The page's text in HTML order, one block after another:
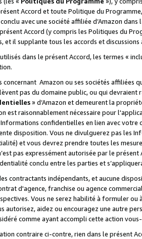
Accord et toute Politique du
avec une société affiliée d’Amazon
Accord (y compris les Politiques du
et il supplante tous les accords et discussions
dans le présent Accord, les termes «
Amazon ou ses sociétés affiliées
pas du domaine public, ou qui
» d’Amazon et demeurent la
est raisonnablement nécessaire pour
Informations confidentielles en lien avec
disposition. Vous ne divulguerez pas les
et vous devrez prendre toutes les
pas expressément autorisée par le
conclu entre les parties et
contractants indépendants, et aucune
d'agence, franchise ou agence
Vous ne serez habilité à formuler
autorisez, aidez ou encouragez une autre
comme ayant accompli cette action
contraire ci-contre, rien dans le présent